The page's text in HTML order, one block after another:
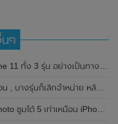
ๆ
ทั้ง 3 รุ่น อย่างเป็นทางการ
กเปิดตัว iPhone 14 Series อย่างเป็นทางการ
เท่าเหมือน iPhone 15 Pro Max